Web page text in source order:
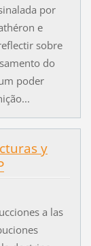
por
e
sobre
do
poder
y
a las